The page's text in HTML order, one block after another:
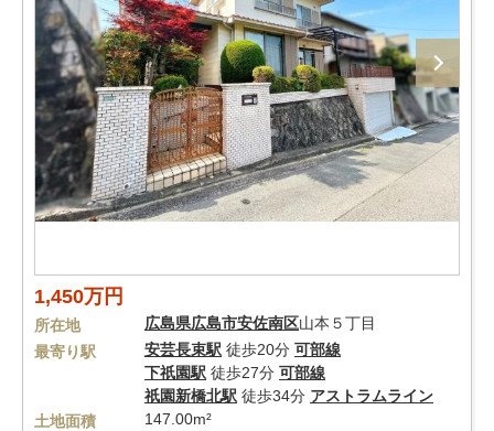
1,450万円
所在地 広島県広島市安佐南区山本５丁目
最寄り駅
安芸長束駅 徒歩20分 可部線
下祇園駅 徒歩27分 可部線
祇園新橋北駅 徒歩34分 アストラムライン
土地面積
147.00m²